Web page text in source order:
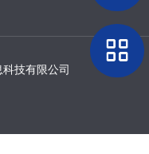
技有限公司